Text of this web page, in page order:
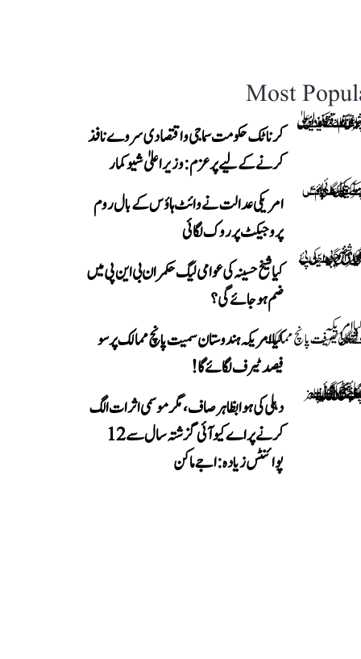
Most
کرناٹک حکومت سماجی و اقتصادی سروے نافذ
کرنے کے لیے پرعزم: وزیر اعلیٰ شیوکمار
امریکی عدالت نے وائٹ ہاؤس کے بال روم
پروجیکٹ پر روک لگائی
کیا شیخ حسینہ کی عوامی لیگ حکمران بی این پی میں
ضم ہو جائے گی؟
کیا امریکہ ہندوستان سمیت پانچ ممالک پر سو
فیصد ٹیرف لگائے گا!
دہلی کی ہوا بظاہر صاف، مگر موسمی اثرات الگ
کرنے پر اے کیو آئی گزشتہ سال سے 12
پوائنٹس زیادہ: اجے ماکن